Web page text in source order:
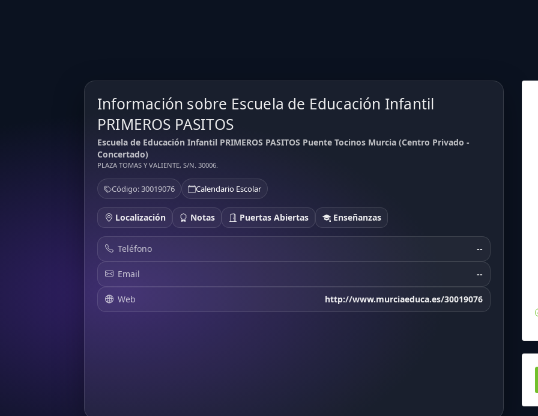
Información sobre Escuela de Educación Infantil
PRIMEROS PASITOS
Escuela de Educación Infantil PRIMEROS PASITOS Puente Tocinos Murcia (Centro Privado -
Concertado)
PLAZA TOMAS Y VALIENTE, S/N. 30006.
Código: 30019076 Calendario Escolar
Localización Notas Puertas Abiertas Enseñanzas
Teléfono --
Email --
Web
http://www.murciaeduca.es/30019076